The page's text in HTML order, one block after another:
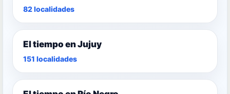
82 localidades
El tiempo en Jujuy
151 localidades